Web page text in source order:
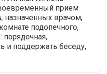
прием
назначенных врачом,
подопечного,
порядочная,
и поддержать беседу,